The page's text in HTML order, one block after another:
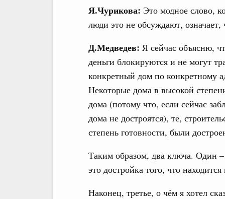
Я.Чурикова: Это модное слово,
люди это не обсуждают,
Д.Медведев: Я сейчас объясню,
деньги блокируются и не могут
конкретный дом по конкретному
Некоторые дома в высокой
дома (потому что, если сейчас
дома не достроятся), те,
степень готовности, были
Таким образом, два ключа. Один –
это достройка того, что
Наконец, третье, о чём я хотел